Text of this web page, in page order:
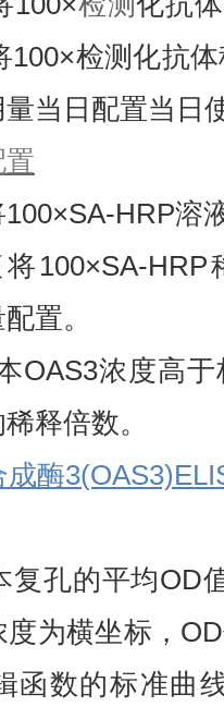
100×检测化抗
当日配置当日
100×SA-HRP溶
100×SA-HRP
置。
OAS3浓度高
释倍数。
酶
复孔的平均OD
为横坐标，
函数的标准曲